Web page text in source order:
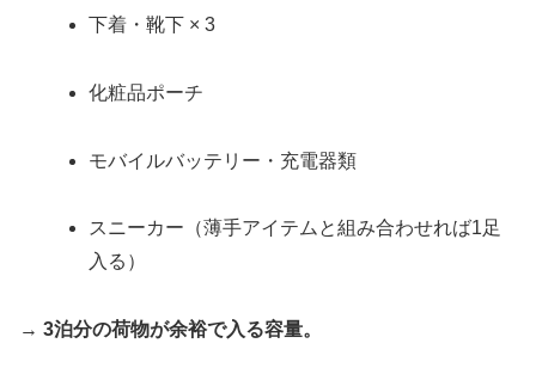
下着・靴下 × 3
化粧品ポーチ
モバイルバッテリー・充電器類
スニーカー（薄手アイテムと組み合わせれば1足
入る）
→ 3泊分の荷物が余裕で入る容量。